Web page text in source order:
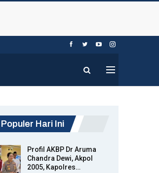
Populer Hari Ini
Profil AKBP Dr Aruma
Chandra Dewi, Akpol
2005, Kapolres…